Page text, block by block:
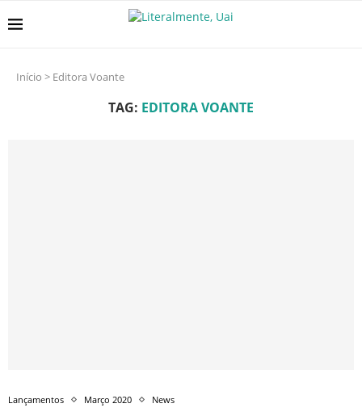
Início > Editora Voante
TAG: EDITORA VOANTE
Lançamentos Março 2020 News